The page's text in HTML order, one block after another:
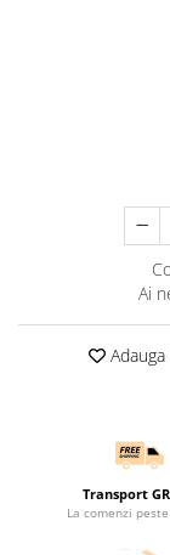
Ai
Adauga
Transport
La comenzi